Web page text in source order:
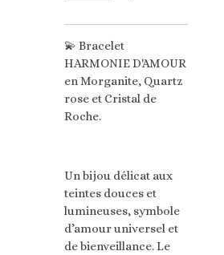
💫 Bracelet
HARMONIE D'AMOUR
en Morganite, Quartz
rose et Cristal de
Roche.
Un bijou délicat aux
teintes douces et
lumineuses, symbole
d’amour universel et
de bienveillance. Le